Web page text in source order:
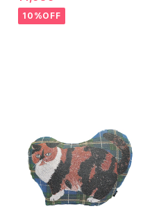
【タイ製】
10%OFF